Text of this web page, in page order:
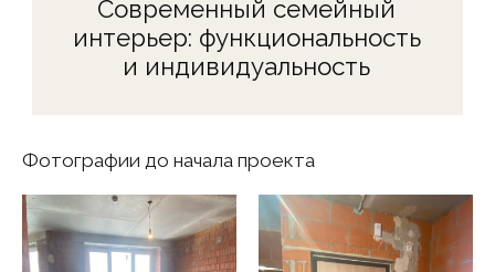
Мы продумали каждую деталь, чтобы грамотно
использовать пространство и обеспечить